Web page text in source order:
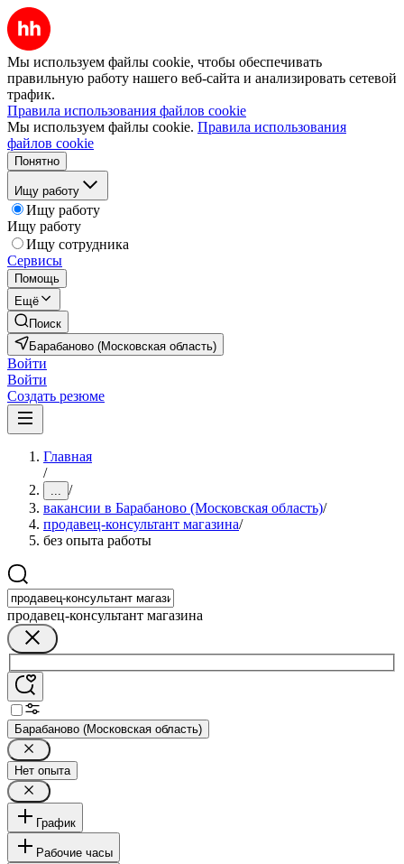
Мы используем файлы cookie, чтобы обеспечивать
правильную работу нашего веб-сайта и анализировать сетевой
трафик.
Правила использования файлов cookie
Мы используем файлы cookie. Правила использования
файлов cookie
Понятно
Ищу работу
Ищу работу
Ищу работу
Ищу сотрудника
Сервисы
Помощь
Ещё
Поиск
Барабаново (Московская область)
Войти
Войти
Создать резюме
Главная
/
... /
вакансии в Барабаново (Московская область)/
продавец-консультант магазина/
без опыта работы
продавец-консультант магазина
Барабаново (Московская область)
Нет опыта
График
Рабочие часы